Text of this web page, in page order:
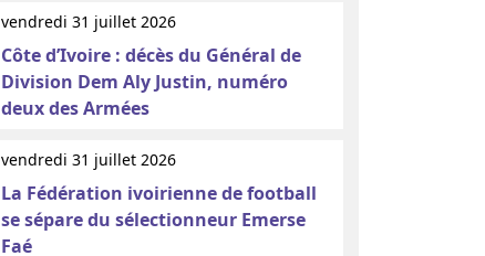
vendredi 31 juillet 2026
Côte d’Ivoire : décès du Général de
Division Dem Aly Justin, numéro
deux des Armées
vendredi 31 juillet 2026
La Fédération ivoirienne de football
se sépare du sélectionneur Emerse
Faé